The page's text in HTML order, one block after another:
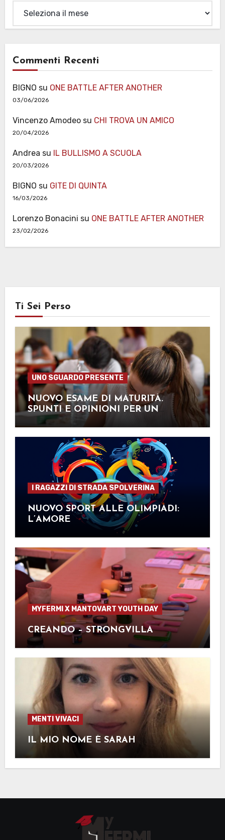
Commenti Recenti
BIGNO su ONE BATTLE AFTER ANOTHER
03/06/2026
Vincenzo Amodeosu CHI TROVA UN AMICO
20/04/2026
Andrea su IL BULLISMO A SCUOLA
20/03/2026
BIGNO su GITE DI QUINTA
16/03/2026
Lorenzo Bonacini su ONE BATTLE AFTER ANOTHER
23/02/2026
Ti Sei Perso
UNO SGUARDO PRESENTE
NUOVO ESAME DI MATURITÀ.
SPUNTI E OPINIONI PER UN
FUTURO “SOLIDO”
I RAGAZZI DI STRADA SPOLVERINA
NUOVO SPORT ALLE OLIMPIADI:
L’AMORE
MYFERMI X MANTOVART YOUTH DAY
CREANDO – STRONGVILLA
MENTI VIVACI
IL MIO NOME È SARAH